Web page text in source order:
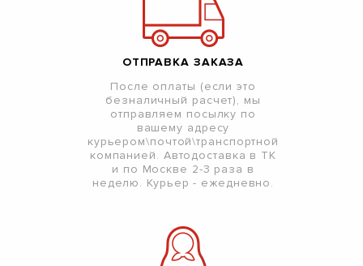
ОТПРАВКА ЗАКАЗА
После оплаты (если это
безналичный расчет), мы
отправляем посылку по
вашему адресу
курьером\почтой\транспортной
компанией. Автодоставка в ТК
и по Москве 2-3 раза в
неделю. Курьер - ежедневно.